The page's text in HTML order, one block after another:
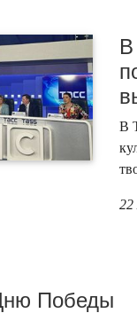
В
22
Победы